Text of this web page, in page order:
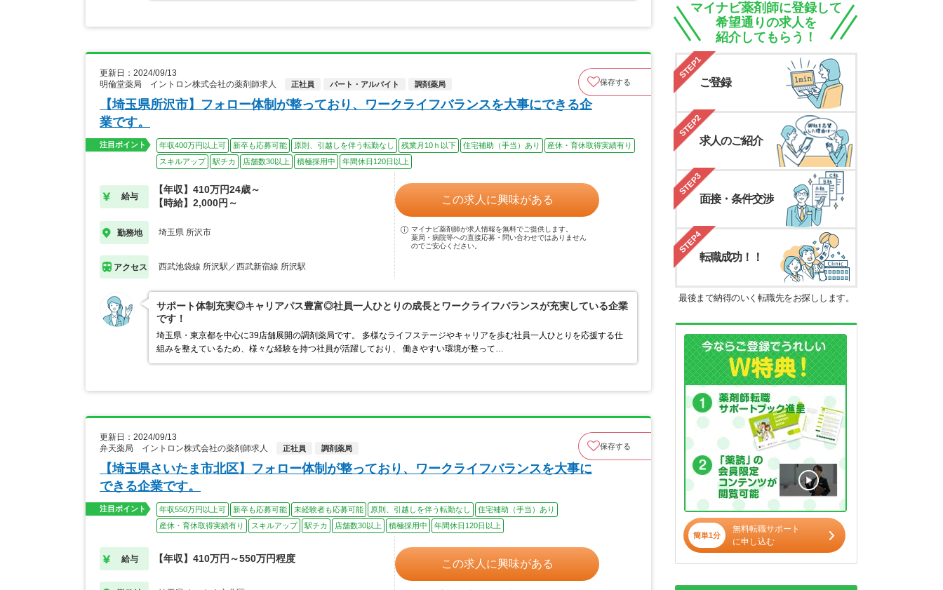
更新日：2024/09/13
明倫堂薬局 イントロン株式会社の薬剤師求人
正社員 パート・アルバイト 調剤薬局 保存する
【埼玉県所沢市】フォロー体制が整っており、ワークライフバランスを大事にできる企
業です。
注目ポイント 年収400万円以上可 新卒も応募可能 原則、引越しを伴う転勤なし 残業月10ｈ以下 住宅補助（手当）あり
産休・育休取得実績有り
スキルアップ
駅チカ 店舗数30以上 積極採用中 年間休日120日以上
給与
【年収】410万円24歳～
【時給】2,000円～
勤務地 埼玉県 所沢市
アクセス 西武池袋線 所沢駅／西武新宿線 所沢駅
この求人に興味がある
マイナビ薬剤師が求人情報を無料でご提供します。
薬局・病院等への直接応募・問い合わせではありません
のでご安心ください。
サポート体制充実◎キャリアパス豊富◎社員一人ひとりの成長とワークライフバランスが充実している企業
です！
埼玉県・東京都を中心に39店舗展開の調剤薬局です。 多様なライフステージやキャリアを歩む社員一人ひとりを応援する仕
組みを整えているため、様々な経験を持つ社員が活躍しており、 働きやすい環境が整って…
更新日：2024/09/13
弁天薬局 イントロン株式会社の薬剤師求人
正社員 調剤薬局 保存する
【埼玉県さいたま市北区】フォロー体制が整っており、ワークライフバランスを大事に
できる企業です。
注目ポイント 年収550万円以上可 新卒も応募可能 未経験者も応募可能 原則、引越しを伴う転勤なし
住宅補助（手当）あり
産休・育休取得実績有り
スキルアップ 駅チカ 店舗数30以上 積極採用中 年間休日120日以上
給与 【年収】410万円～550万円程度 この求人に興味がある
マイナビ薬剤師に登録して
希望通りの求人を
紹介してもらう！
STEP1
ご登録
STEP2
求人のご紹介
STEP3
面接・条件交渉
STEP4
転職成功！！
最後まで納得のいく転職先をお探しします。
簡単1分
無料転職サポート
に申し込む